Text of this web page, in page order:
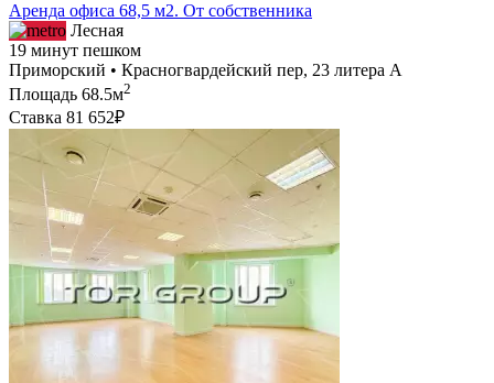
Аренда офиса 68,5 м2. От собственника
Лесная
19 минут пешком
Приморский • Красногвардейский пер, 23 литера А
Площадь 68.5м2
Ставка 81 652₽